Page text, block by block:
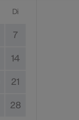
Di
7
14
21
28